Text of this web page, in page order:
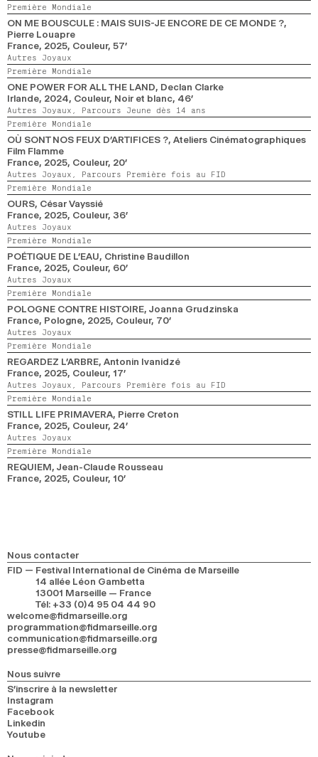
Première Mondiale
ON ME BOUSCULE : MAIS SUIS-JE ENCORE DE CE MONDE ?,
Pierre Louapre
France, 2025, Couleur, 57’
Autres Joyaux
Première Mondiale
ONE POWER FOR ALL THE LAND, Declan Clarke
Irlande, 2024, Couleur, Noir et blanc, 46’
Autres Joyaux, Parcours Jeune dès 14 ans
Première Mondiale
OÙ SONT NOS FEUX D’ARTIFICES ?, Ateliers Cinématographiques
Film Flamme
France, 2025, Couleur, 20’
Autres Joyaux, Parcours Première fois au FID
Première Mondiale
OURS, César Vayssié
France, 2025, Couleur, 36’
Autres Joyaux
Première Mondiale
POÉTIQUE DE L’EAU, Christine Baudillon
France, 2025, Couleur, 60’
Autres Joyaux
Première Mondiale
POLOGNE CONTRE HISTOIRE, Joanna Grudzinska
France, Pologne, 2025, Couleur, 70’
Autres Joyaux
Première Mondiale
REGARDEZ L’ARBRE, Antonin Ivanidzé
France, 2025, Couleur, 17’
Autres Joyaux, Parcours Première fois au FID
Première Mondiale
STILL LIFE PRIMAVERA, Pierre Creton
France, 2025, Couleur, 24’
Autres Joyaux
Première Mondiale
REQUIEM, Jean-Claude Rousseau
France, 2025, Couleur, 10’
Nous contacter
FID — Festival International de Cinéma de Marseille
14 allée Léon Gambetta
13001 Marseille — France
Tél: +33 (0)4 95 04 44 90
welcome@fidmarseille.org
programmation@fidmarseille.org
communication@fidmarseille.org
presse@fidmarseille.org
Nous suivre
S’inscrire à la newsletter
Instagram
Facebook
Linkedin
Youtube